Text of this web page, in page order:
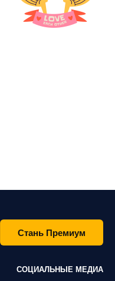
Стань Премиум
СОЦИАЛЬНЫЕ МЕДИА